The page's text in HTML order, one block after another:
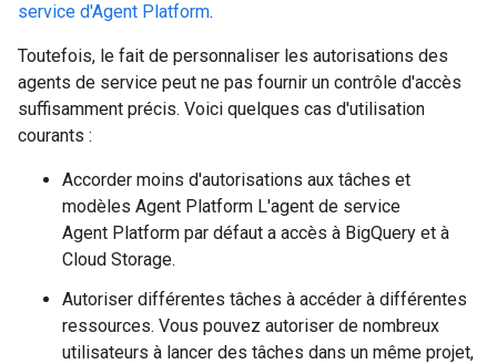
service d'Agent Platform.
Toutefois, le fait de personnaliser les autorisations des
agents de service peut ne pas fournir un contrôle d'accès
suffisamment précis. Voici quelques cas d'utilisation
courants :
Accorder moins d'autorisations aux tâches et
modèles Agent Platform L'agent de service
Agent Platform par défaut a accès à BigQuery et à
Cloud Storage.
Autoriser différentes tâches à accéder à différentes
ressources. Vous pouvez autoriser de nombreux
utilisateurs à lancer des tâches dans un même projet,